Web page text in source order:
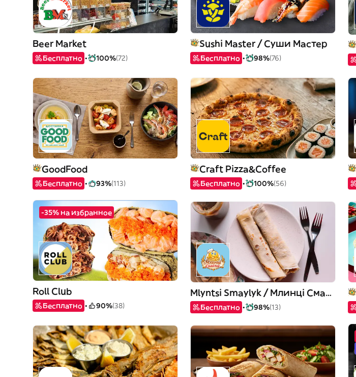
Beer Market
Бесплатно 100%(72)
Sushi Master / Суши Мастер
Бесплатно 98%(76)
GoodFood
Бесплатно 93%(113)
Craft Pizza&Coffee
Бесплатно 100%(56)
-35% на избранное
Roll Club
Бесплатно 90%(38)
Mlyntsi Smaylyk / Млинці Смайлик
Бесплатно 98%(13)